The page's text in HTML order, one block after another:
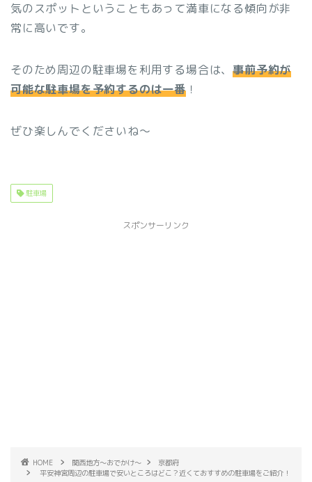
気のスポットということもあって満車になる傾向が非
常に高いです。
そのため周辺の駐車場を利用する場合は、事前予約が
可能な駐車場を予約するのは一番 ！
ぜひ楽しんでくださいね～
駐車場
スポンサーリンク
HOME 関西地方～おでかけ～
京都府
平安神宮周辺の駐車場で安いところはどこ？近くておすすめの駐車場をご紹介！